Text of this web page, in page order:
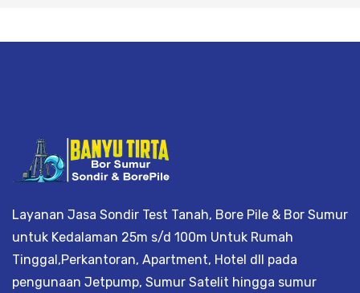
Layanan Jasa Sondir Test Tanah, Bore Pile & Bor Sumur
untuk Kedalaman 25m s/d 100m Untuk Rumah
Tinggal,Perkantoran, Apartment, Hotel dll pada
pengunaan Jetpump, Sumur Satelit hingga sumur